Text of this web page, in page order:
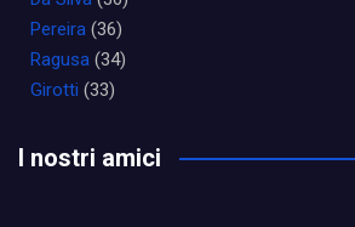
Pereira (36)
Ragusa (34)
Girotti (33)
I nostri amici